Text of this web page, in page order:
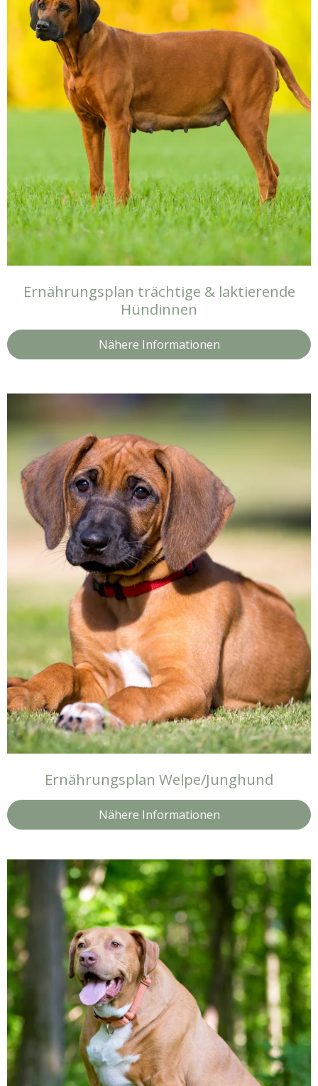
Ernährungsplan trächtige & laktierende
Hündinnen
Nähere Informationen
Ernährungsplan Welpe/Junghund
Nähere Informationen